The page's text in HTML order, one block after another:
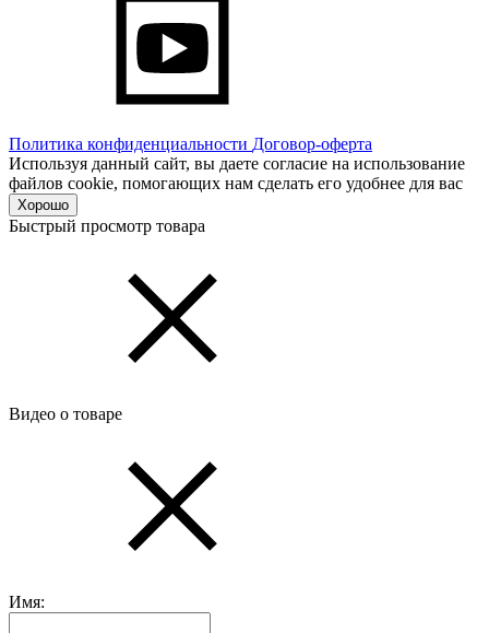
Политика конфиденциальности Договор-оферта
Используя данный сайт, вы даете согласие на использование
файлов cookie, помогающих нам сделать его удобнее для вас
Хорошо
Быстрый просмотр товара
Видео о товаре
Имя: